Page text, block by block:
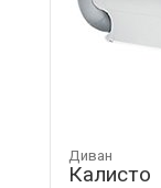
Диван
Калисто